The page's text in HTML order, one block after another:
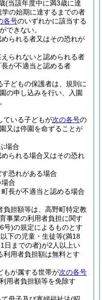
(当該年度中に満3歳に達
の始期に達するまでの者
各号のいずれかに該当する
できない。
られる者又はその恐れが
られないと認められる者
が不適当と認める者
子どもの保護者は、規則に
の申し込みを行い、入園
ている子どもが次の各号の
又は停園を命ずることが
場合
られる場合又はその恐れ
恐れがある場合
合
長が不適当と認める場合
負担額等は、高野町特定教
事業の利用者負担に関す
号)の規定によるものとす
下の児童・生徒等(満18
日までの者)が2人以上い
利用者負担額は無料とす
もが属する世帯が次の各号
用者負担額等を免除す